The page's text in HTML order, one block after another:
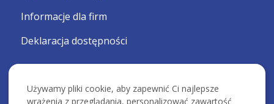
Informacje dla firm
Deklaracja dostępności
Używamy pliki cookie, aby zapewnić Ci najlepsze
wrażenia z przeglądania, personalizować zawartość